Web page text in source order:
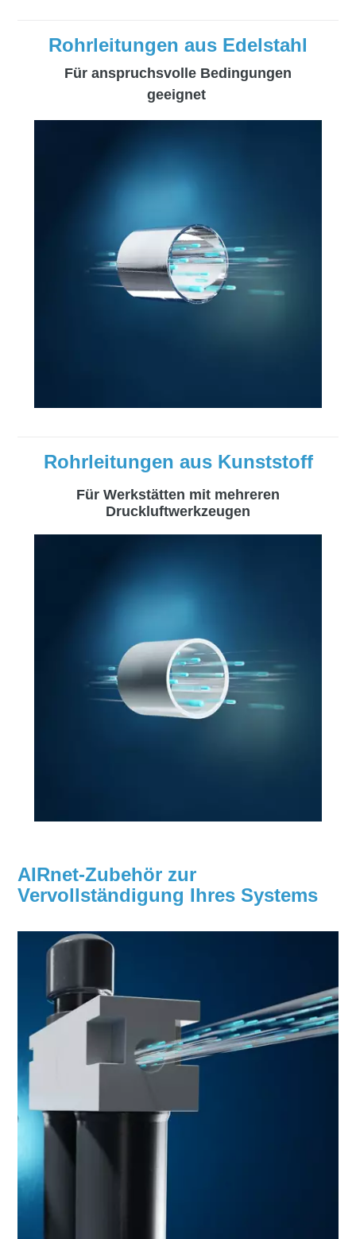
Rohrleitungen aus Edelstahl
Für anspruchsvolle Bedingungen
geeignet
Rohrleitungen aus Kunststoff
Für Werkstätten mit mehreren
Druckluftwerkzeugen
AIRnet-Zubehör zur
Vervollständigung Ihres Systems